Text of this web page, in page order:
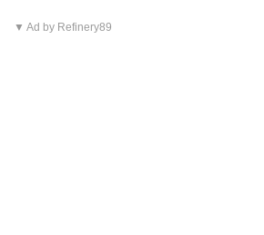
▼ Ad by Refinery89